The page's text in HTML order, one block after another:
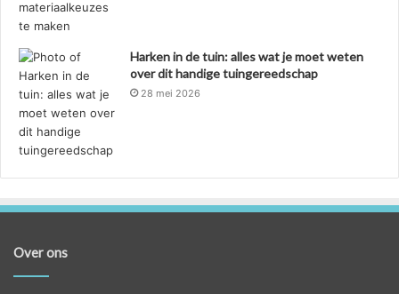
Harken in de tuin: alles wat je moet weten
over dit handige tuingereedschap
28 mei 2026
Over ons